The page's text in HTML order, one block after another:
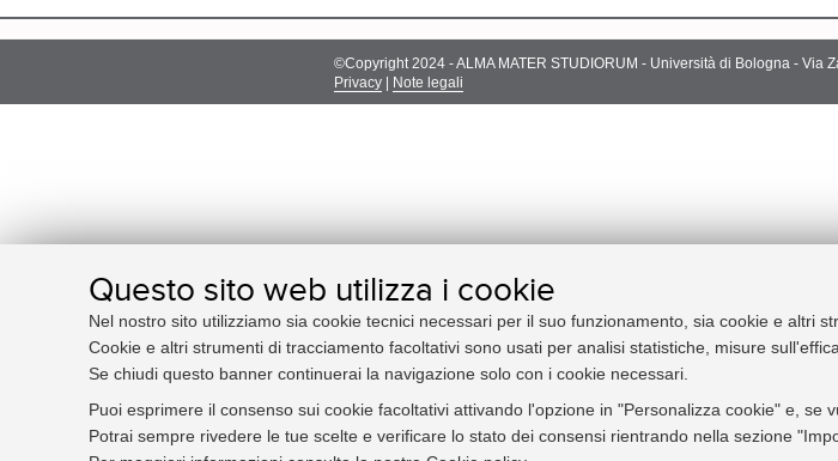
Questo sito web utilizza i cookie
Nel nostro sito utilizziamo sia cookie tecnici necessari per il suo funzionamento, sia cookie e altri
Cookie e altri strumenti di tracciamento facoltativi sono usati per analisi statistiche, misure
Se chiudi questo banner continuerai la navigazione solo con i cookie necessari.
Puoi esprimere il consenso sui cookie facoltativi attivando l'opzione in "Personalizza cookie" e,
Potrai sempre rivedere le tue scelte e verificare lo stato dei consensi rientrando nella sezione
©Copyright 2024 - ALMA MATER STUDIORUM - Università di Bologna - Via
Privacy| Note legali